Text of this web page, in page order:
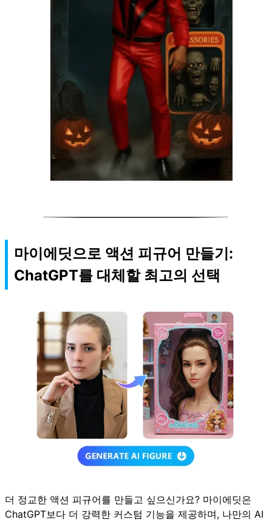
마이에딧으로 액션 피규어 만들기:
ChatGPT를 대체할 최고의 선택
더 정교한 액션 피규어를 만들고 싶으신가요? 마이에딧은
ChatGPT보다 더 강력한 커스텀 기능을 제공하며, 나만의 AI